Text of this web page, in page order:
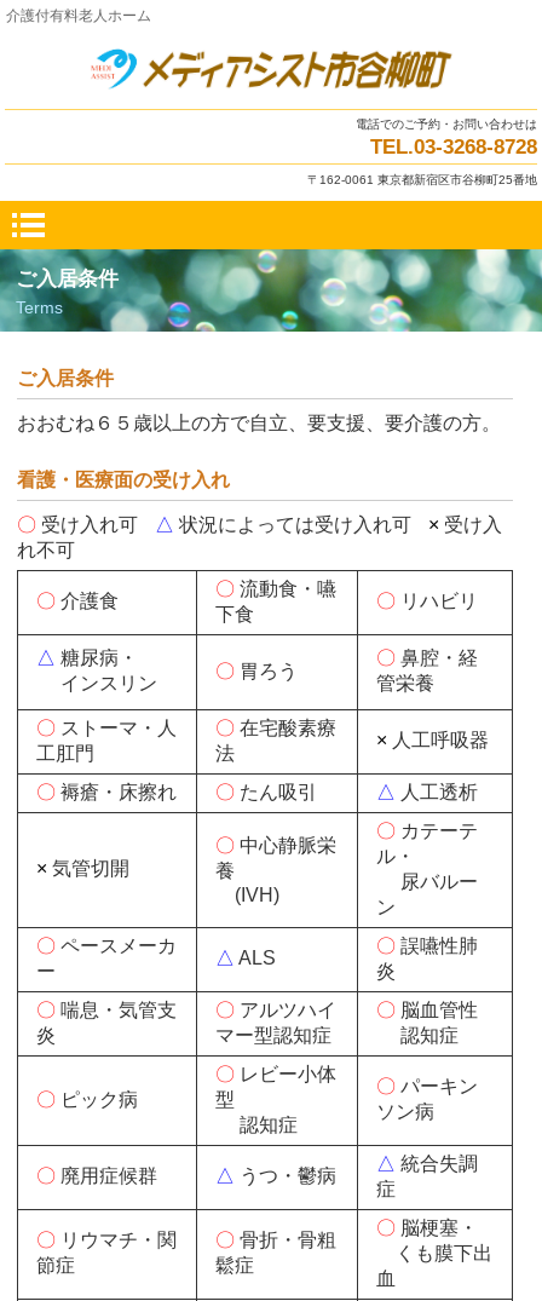
介護付有料老人ホーム
電話でのご予約・お問い合わせは
TEL.03-3268-8728
〒162-0061 東京都新宿区市谷柳町25番地
ご入居条件
Terms
ご入居条件
おおむね６５歳以上の方で自立、要支援、要介護の方。
看護・医療面の受け入れ
〇 受け入れ可 △ 状況によっては受け入れ可 × 受け入
れ不可
〇 介護食
〇 流動食・嚥
下食
〇 リハビリ
△ 糖尿病・
インスリン
〇 胃ろう
〇 鼻腔・経
管栄養
〇 ストーマ・人
工肛門
〇 在宅酸素療
法
× 人工呼吸器
〇 褥瘡・床擦れ 〇 たん吸引 △ 人工透析
× 気管切開
〇 中心静脈栄
養
(IVH)
〇 カテーテ
ル・
尿バルー
ン
〇 ペースメーカ
ー
△ ALS
〇 誤嚥性肺
炎
〇 喘息・気管支
炎
〇 アルツハイ
マー型認知症
〇 脳血管性
認知症
〇 ピック病
〇 レビー小体
型
認知症
〇 パーキン
ソン病
〇 廃用症候群 △ うつ・鬱病
△ 統合失調
症
〇 リウマチ・関
節症
〇 骨折・骨粗
鬆症
〇 脳梗塞・
くも膜下出
血